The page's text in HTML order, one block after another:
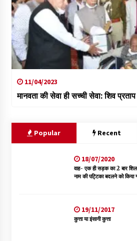
11/04/2023
मानवता की सेवा ही सच्ची सेवा: शिव
Popular Recent
18/07/2020
वाह- एक ही सड़क का 2 बार
नाम की पट्टिका बदलने को किया
19/11/2017
कुत्ता या इंसानी कुत्ता